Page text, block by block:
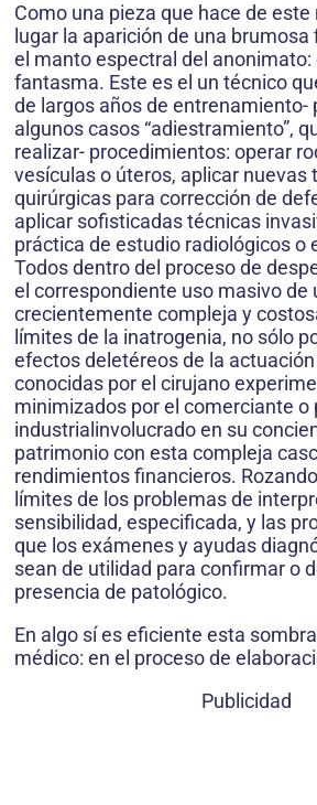
Como una pieza que hace de
lugar la aparición de una
el manto espectral del anonimato:
fantasma. Este es el un técnico
de largos años de entrenamiento-
algunos casos “adiestramiento”,
realizar- procedimientos: operar
vesículas o úteros, aplicar nuevas
quirúrgicas para corrección de
aplicar sofisticadas técnicas
práctica de estudio radiológicos o
Todos dentro del proceso de
el correspondiente uso masivo de
crecientemente compleja y
límites de la inatrogenia, no sólo
efectos deletéreos de la
conocidas por el cirujano
minimizados por el comerciante o
industrialinvolucrado en su
patrimonio con esta compleja
rendimientos financieros.
límites de los problemas de
sensibilidad, especificada, y las
que los exámenes y ayudas
sean de utilidad para confirmar o
presencia de patológico.
En algo sí es eficiente esta
médico: en el proceso de
Publicidad